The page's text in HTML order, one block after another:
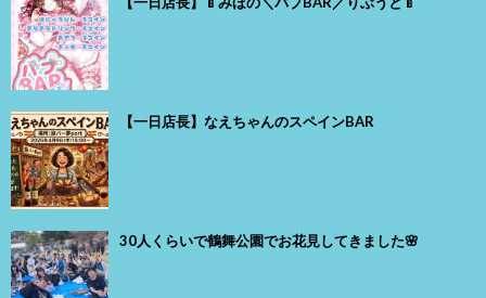
【一日店長】なえちゃんのスペインBAR
30人くらいで鶴舞公園でお花見してきました🌸